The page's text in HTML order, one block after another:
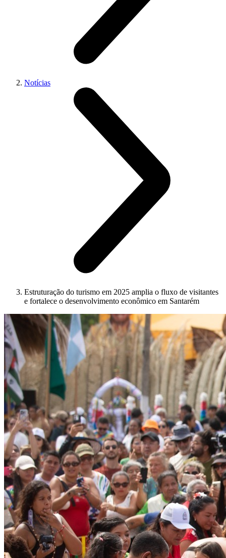
Notícias
Estruturação do turismo em 2025 amplia o fluxo de visitantes
e fortalece o desenvolvimento econômico em Santarém